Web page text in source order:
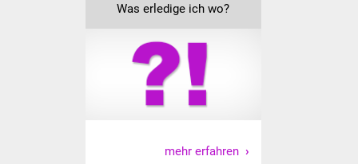
Hallenbad
Was erledige ich wo?
mehr erfahren